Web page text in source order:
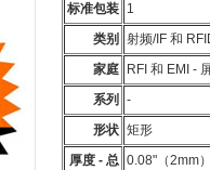
标准包装 1
类别
射频/IF 和
家庭
RFI 和 EMI -
系列
-
形状 矩形
厚度 - 总 0.08"（2mm）